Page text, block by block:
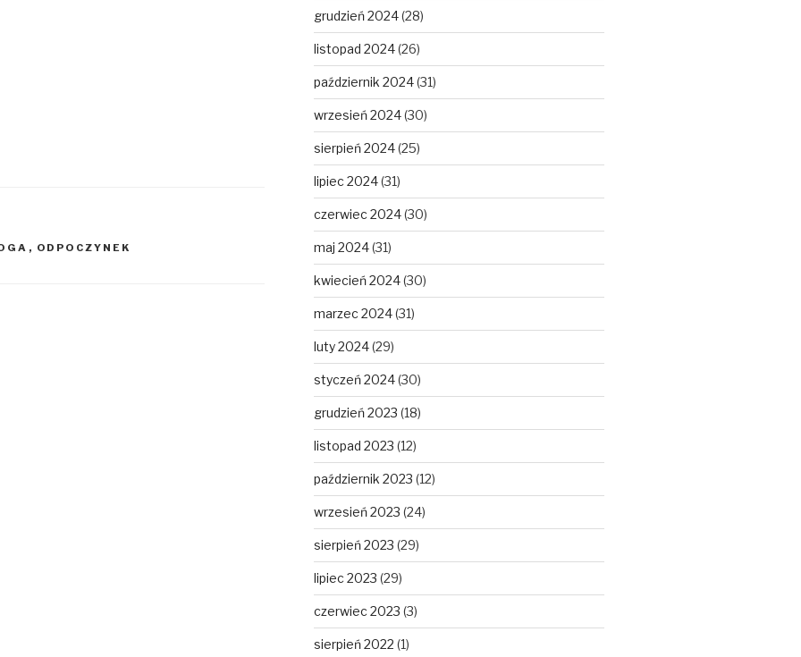
, ODPOCZYNEK
grudzień 2024(28)
listopad 2024(26)
październik 2024(31)
wrzesień 2024(30)
sierpień 2024(25)
lipiec 2024(31)
czerwiec 2024(30)
maj 2024(31)
kwiecień 2024(30)
marzec 2024(31)
luty 2024(29)
styczeń 2024(30)
grudzień 2023 (18)
listopad 2023 (12)
październik 2023 (12)
wrzesień 2023 (24)
sierpień 2023 (29)
lipiec 2023 (29)
czerwiec 2023 (3)
sierpień 2022 (1)